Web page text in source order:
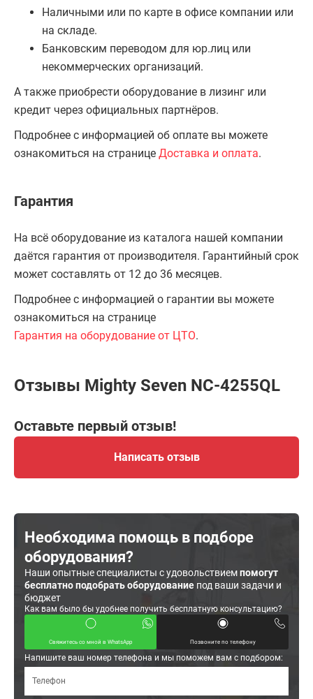
Наличными или по карте в офисе компании или
на складе.
Банковским переводом для юр.лиц или
некоммерческих организаций.
А также приобрести оборудование в лизинг или
кредит через официальных партнёров.
Подробнее с информацией об оплате вы можете
ознакомиться на странице Доставка и оплата.
Гарантия
На всё оборудование из каталога нашей компании
даётся гарантия от производителя. Гарантийный срок
может составлять от 12 до 36 месяцев.
Подробнее с информацией о гарантии вы можете
ознакомиться на странице
Гарантия на оборудование от ЦТО.
Отзывы Mighty Seven NC-4255QL
Оставьте первый отзыв!
Написать отзыв
Необходима помощь в подборе
оборудования?
Наши опытные специалисты с удовольствиемпомогут
бесплатно подобрать оборудование под ваши задачи и
бюджет
Как вам было бы удобнее получить бесплатную консультацию?
Свяжитесь со мной в WhatsApp Позвоните по телефону
Напишите ваш номер телефона и мы поможем вам с подбором: